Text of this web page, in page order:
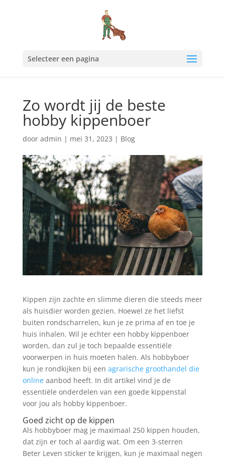
Selecteer een pagina
Zo wordt jij de beste
hobby kippenboer
door admin | mei 31, 2023 | Blog
Kippen zijn zachte en slimme dieren die steeds meer
als huisdier worden gezien. Hoewel ze het liefst
buiten rondscharrelen, kun je ze prima af en toe je
huis inhalen. Wil je echter een hobby kippenboer
worden, dan zul je toch bepaalde essentiële
voorwerpen in huis moeten halen. Als hobbyboer
kun je rondkijken bij een agrarische groothandel die
onlineaanbod heeft. In dit artikel vind je de
essentiële onderdelen van een goede kippenstal
voor jou als hobby kippenboer.
Goed zicht op de kippen
Als hobbyboer mag je maximaal 250 kippen houden,
dat zijn er toch al aardig wat. Om een 3-sterren
Beter Leven sticker te krijgen, kun je maximaal negen